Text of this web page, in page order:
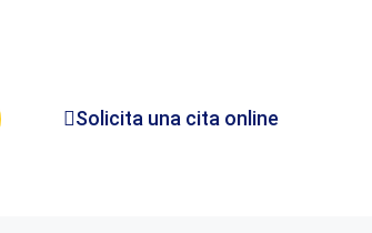
Solicita una cita online